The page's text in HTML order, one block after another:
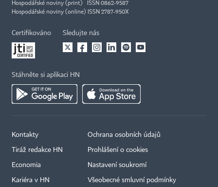
Hospodářské noviny (print) ISSN 0862-9587
Hospodářské noviny (online) ISSN 2787-950X
Certifikováno Sledujte nás
Stáhněte si aplikaci HN
Kontakty
Tiráž redakce HN
Economia
Kariéra v HN
Ochrana osobních údajů
Prohlášení o cookies
Nastavení soukromí
Všeobecné smluvní podmínky